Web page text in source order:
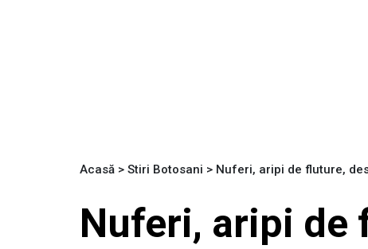
Acasă > Stiri Botosani > Nuferi, aripi de fluture,
Nuferi, aripi de